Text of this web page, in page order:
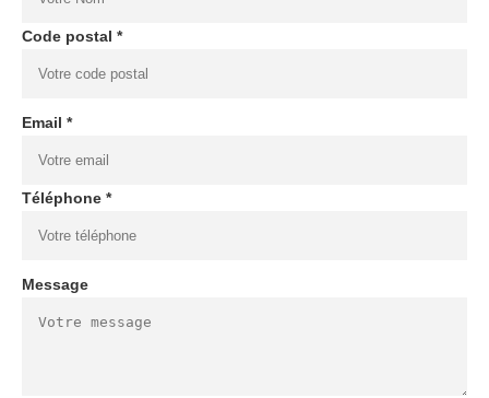
Code postal *
Email *
Téléphone *
Message